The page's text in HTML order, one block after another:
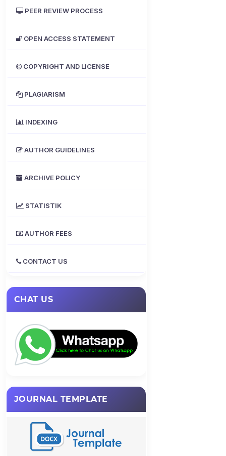
PEER REVIEW PROCESS
OPEN ACCESS STATEMENT
COPYRIGHT AND LICENSE
PLAGIARISM
INDEXING
AUTHOR GUIDELINES
ARCHIVE POLICY
STATISTIK
AUTHOR FEES
CONTACT US
CHAT US
JOURNAL TEMPLATE